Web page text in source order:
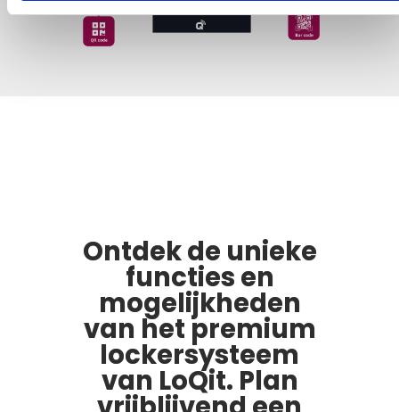
Ontdek de unieke
functies en
mogelijkheden
van het premium
lockersysteem
van LoQit. Plan